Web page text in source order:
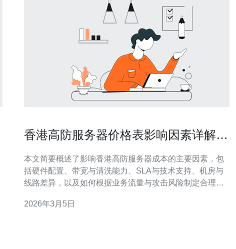
香港高防服务器价格表影响因素详解与
本文简要概述了影响香港高防服务器成本的主要因素，包
括硬件配置、带宽与清洗能力、SLA与技术支持、机房与
线路差异，以及如何根据业务流量与攻击风险制定合理预
间取得平衡。 香港高防服务器价格一般是多少？ 在市场
2026年3月5日